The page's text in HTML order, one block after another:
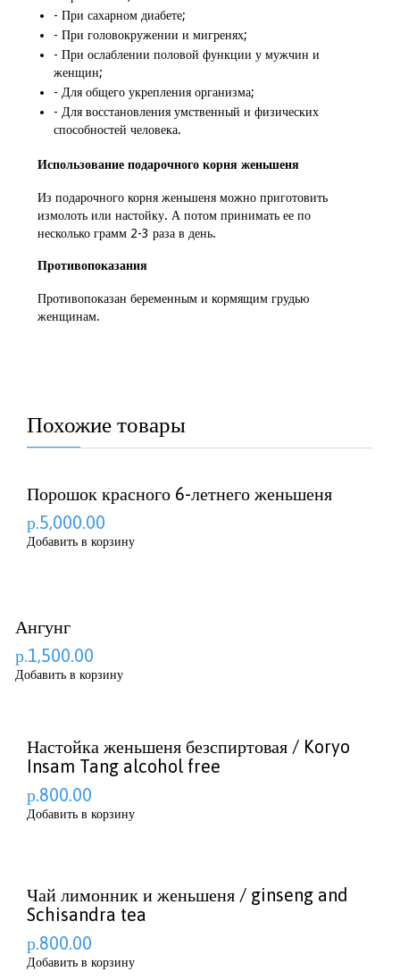
- При сахарном диабете;
- При головокружении и мигренях;
- При ослаблении половой функции у мужчин и
женщин;
- Для общего укрепления организма;
- Для восстановления умственный и физических
способностей человека.
Использование подарочного корня женьшеня
Из подарочного корня женьшеня можно приготовить
измолоть или настойку. А потом принимать ее по
несколько грамм 2-3 раза в день.
Противопоказания
Противопоказан беременным и кормящим грудью
женщинам.
Похожие товары
Порошок красного 6-летнего женьшеня
р.5,000.00
Добавить в корзину
Ангунг
р.1,500.00
Добавить в корзину
Настойка женьшеня безспиртовая / Koryo
Insam Tang alcohol free
р.800.00
Добавить в корзину
Чай лимонник и женьшеня / ginseng and
Schisandra tea
р.800.00
Добавить в корзину